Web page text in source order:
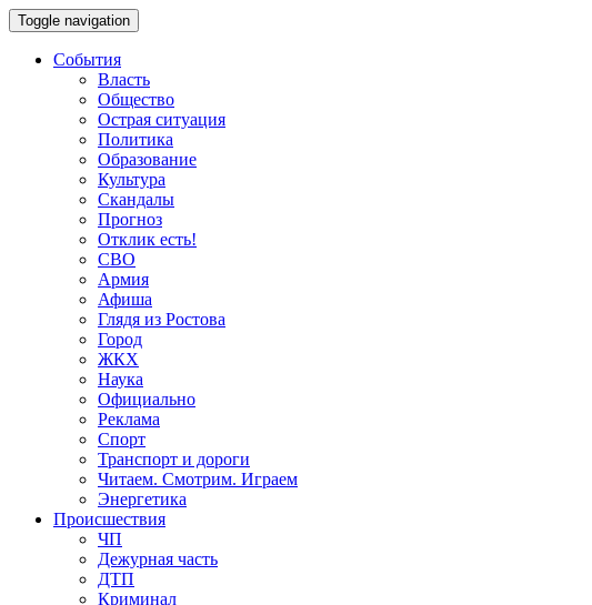
Toggle navigation
События
Власть
Общество
Острая ситуация
Политика
Образование
Культура
Скандалы
Прогноз
Отклик есть!
СВО
Армия
Афиша
Глядя из Ростова
Город
ЖКХ
Наука
Официально
Реклама
Спорт
Транспорт и дороги
Читаем. Смотрим. Играем
Энергетика
Происшествия
ЧП
Дежурная часть
ДТП
Криминал